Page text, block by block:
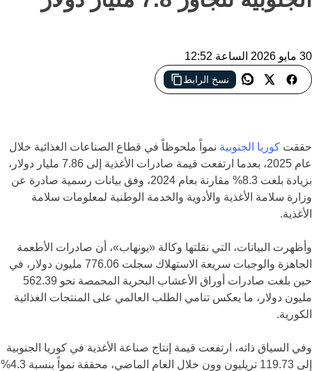
30 مايو 2026 الساعة 12:52
نسخ الرابط
حققت كوريا الجنوبية نمواً ملحوظاً في قطاع الصناعات الغذائية خلال
عام 2025، بعدما ارتفعت قيمة صادرات الأغذية إلى 7.86 مليار دولار،
بزيادة بلغت 8.3% مقارنة بعام 2024، وفق بيانات رسمية صادرة عن
وزارة سلامة الأغذية والأدوية والخدمة الوطنية لمعلومات سلامة
الأغذية.
وأظهرت البيانات، التي نقلتها وكالة «يونهاب»، أن صادرات الأطعمة
الجاهزة والوجبات سريعة الاستهلاك سجلت 776.06 مليون دولار، في
حين بلغت صادرات أوراق الأعشاب البحرية المحمصة نحو 562.39
مليون دولار، ما يعكس تنامي الطلب العالمي على المنتجات الغذائية
الكورية.
وفي السياق ذاته، ارتفعت قيمة إنتاج صناعة الأغذية في كوريا الجنوبية
إلى 119.73 تريليون وون خلال العام الماضي، محققة نمواً بنسبة 4.3%